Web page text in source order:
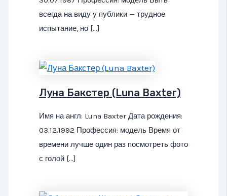
всегда на виду у публики — трудное
испытание, но […]
Луна Бакстер (Luna Baxter)
Имя на англ: Luna Baxter Дата рождения:
03.12.1992 Профессия: модель Время от
времени лучше один раз посмотреть фото
с голой […]